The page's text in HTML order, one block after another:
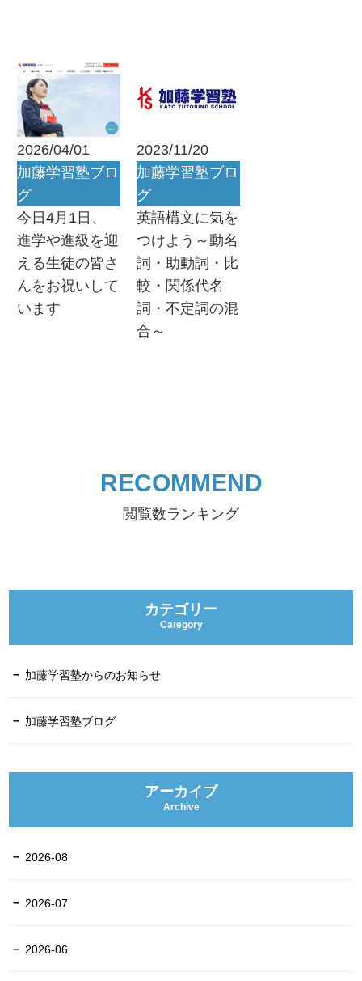
2026/04/01
加藤学習塾ブロ
グ
今日4月1日、
進学や進級を迎
える生徒の皆さ
んをお祝いして
います
2023/11/20
加藤学習塾ブロ
グ
英語構文に気を
つけよう～動名
詞・助動詞・比
較・関係代名
詞・不定詞の混
合～
RECOMMEND
閲覧数ランキング
カテゴリー
Category
加藤学習塾からのお知らせ
加藤学習塾ブログ
アーカイブ
Archive
2026-08
2026-07
2026-06